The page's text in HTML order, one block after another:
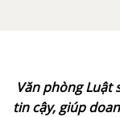
Văn phòng Luật
tin cậy, giúp